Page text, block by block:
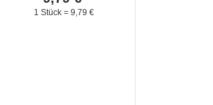
1 Stück = 9, 79 €